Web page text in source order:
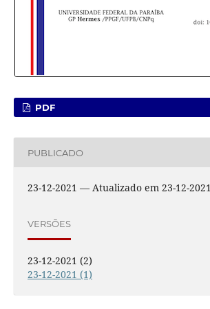
PDF
PUBLICADO
23-12-2021 — Atualizado em 23-12-2021
VERSÕES
23-12-2021 (2)
23-12-2021 (1)